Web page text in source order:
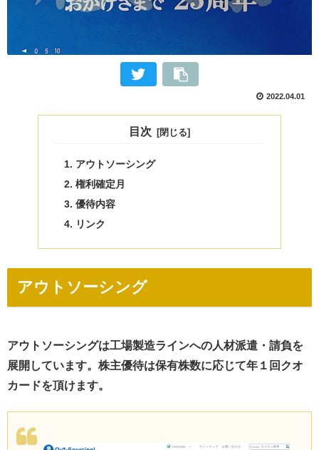
2022.04.01
目次
アウトソーシング
権利確定月
優待内容
リンク
アウトソーシング
アウトソーシングは工場製造ラインへの人材派遣・請負を
展開しています。株主優待は保有株数に応じて年１回クオ
カードを頂けます。